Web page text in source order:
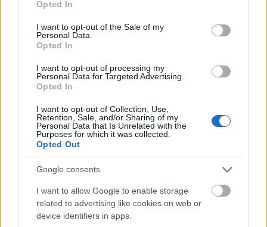
use your data for below specified purposes in below Google
consent section.
Opted In
I want to opt-out of the Sale of my
Personal Data.
Opted In
I want to opt-out of processing my
Personal Data for Targeted Advertising.
Opted In
I want to opt-out of Collection, Use,
Retention, Sale, and/or Sharing of my
Personal Data that Is Unrelated with the
Purposes for which it was collected.
Opted Out
Google consents
I want to allow Google to enable storage
related to advertising like cookies on web or
device identifiers in apps.
energiarendszer a végnapjait éli
HÍREK 5 órája
Csak egy válsággal lehet megfosztani a
dollárt a pénzügyi tróntól!
PÉNZÜGY 6 órája